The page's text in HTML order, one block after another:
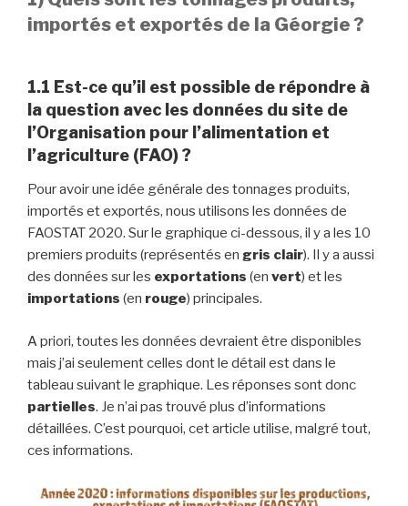
importés et exportés de la Géorgie ?
1.1 Est-ce qu’il est possible de répondre à
la question avec les données du site de
l’Organisation pour l’alimentation et
l’agriculture (FAO) ?
Pour avoir une idée générale des tonnages produits,
importés et exportés, nous utilisons les données de
FAOSTAT 2020. Sur le graphique ci-dessous, il y a les 10
premiers produits (représentés en gris clair). Il y a aussi
des données sur les exportations (en vert) et les
importations (en rouge) principales.
A priori, toutes les données devraient être disponibles
mais j’ai seulement celles dont le détail est dans le
tableau suivant le graphique. Les réponses sont donc
partielles. Je n’ai pas trouvé plus d’informations
détaillées. C’est pourquoi, cet article utilise, malgré tout,
ces informations.